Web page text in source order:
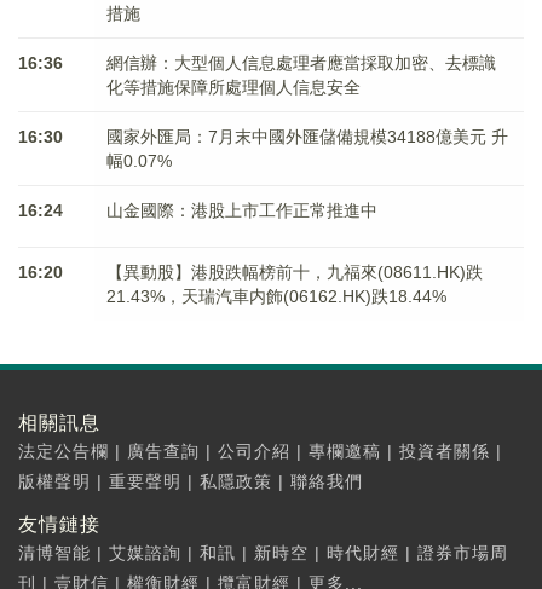
措施
16:36
網信辦：大型個人信息處理者應當採取加密、去標識
化等措施保障所處理個人信息安全
16:30
國家外匯局：7月末中國外匯儲備規模34188億美元 升
幅0.07%
16:24 山金國際：港股上市工作正常推進中
16:20
【異動股】港股跌幅榜前十，九福來(08611.HK)跌
21.43%，天瑞汽車内飾(06162.HK)跌18.44%
相關訊息
法定公告欄 | 廣告查詢 | 公司介紹 | 專欄邀稿 | 投資者關係 |
版權聲明 | 重要聲明 | 私隱政策 | 聯絡我們
友情鏈接
清博智能 | 艾媒諮詢 | 和訊 | 新時空 | 時代財經 | 證券市場周
刊
| 壹財信 | 權衡財經 | 攬富財經 | 更多...